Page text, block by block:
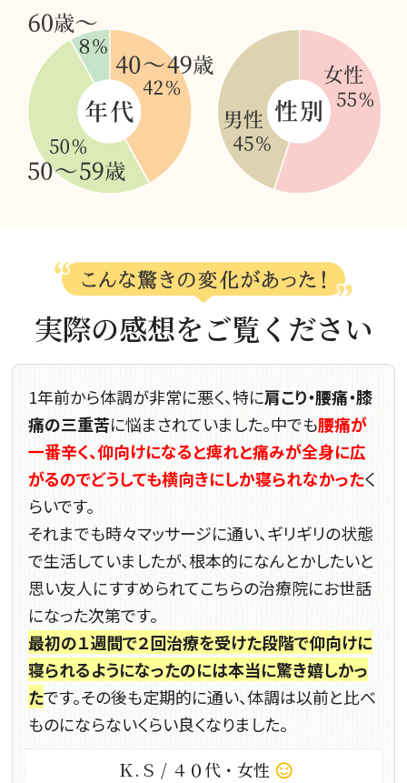
実際の感想をご覧ください
1年前から体調が非常に悪く、特に肩こり・腰痛・膝
痛の三重苦に悩まされていました。中でも腰痛が
一番辛く、仰向けになると痺れと痛みが全身に広
がるのでどうしても横向きにしか寝られなかったく
らいです。
それまでも時々マッサージに通い、ギリギリの状態
で生活していましたが、根本的になんとかしたいと
思い友人にすすめられてこちらの治療院にお世話
になった次第です。
最初の１週間で２回治療を受けた段階で仰向けに
寝られるようになったのには本当に驚き嬉しかっ
たです。その後も定期的に通い、体調は以前と比べ
ものにならないくらい良くなりました。
Ｋ.Ｓ / ４０代・女性 sentiment_satisfied_alt